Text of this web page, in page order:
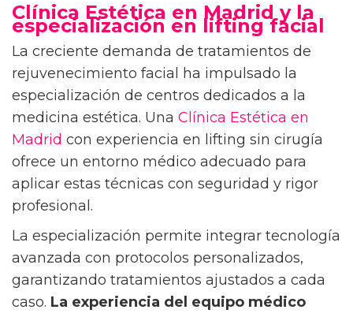
Clínica Estética en Madrid y la
especialización en lifting facial
La creciente demanda de tratamientos de
rejuvenecimiento facial ha impulsado la
especialización de centros dedicados a la
medicina estética. Una Clínica Estética en
Madrid con experiencia en lifting sin cirugía
ofrece un entorno médico adecuado para
aplicar estas técnicas con seguridad y rigor
profesional.
La especialización permite integrar tecnología
avanzada con protocolos personalizados,
garantizando tratamientos ajustados a cada
caso. La experiencia del equipo médico